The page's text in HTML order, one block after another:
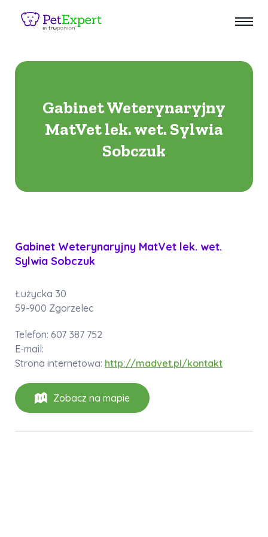
Gabinet Weterynaryjny
MatVet lek. wet. Sylwia
Sobczuk
Gabinet Weterynaryjny MatVet lek. wet.
Sylwia Sobczuk
Łużycka 30
59-900 Zgorzelec
Telefon: 607 387 752
E-mail:
Strona internetowa: http://madvet.pl/kontakt
Zobacz na mapie